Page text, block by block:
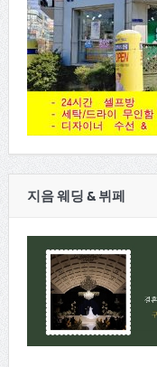
지음 웨딩 & 뷔페